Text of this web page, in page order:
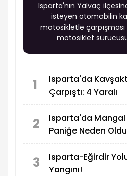
Isparta'nın Yalvaç
isteyen otomobilin
motosikletle çarpışması
motosiklet
1
Isparta'da
Çarpıştı: 4 Yaralı
2
Isparta'da Mangal
Paniğe Neden Oldu
3
Isparta-Eğirdir
Yangını!